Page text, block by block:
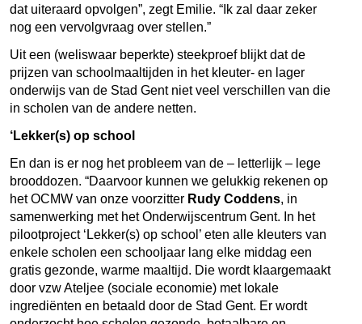
dat uiteraard opvolgen”, zegt Emilie. “Ik zal daar zeker
nog een vervolgvraag over stellen.”
Uit een (weliswaar beperkte) steekproef blijkt dat de
prijzen van schoolmaaltijden in het kleuter- en lager
onderwijs van de Stad Gent niet veel verschillen van die
in scholen van de andere netten.
‘Lekker(s) op school
En dan is er nog het probleem van de – letterlijk – lege
brooddozen. “Daarvoor kunnen we gelukkig rekenen op
het OCMW van onze voorzitter Rudy Coddens, in
samenwerking met het Onderwijscentrum Gent. In het
pilootproject ‘Lekker(s) op school’ eten alle kleuters van
enkele scholen een schooljaar lang elke middag een
gratis gezonde, warme maaltijd. Die wordt klaargemaakt
door vzw Ateljee (sociale economie) met lokale
ingrediënten en betaald door de Stad Gent. Er wordt